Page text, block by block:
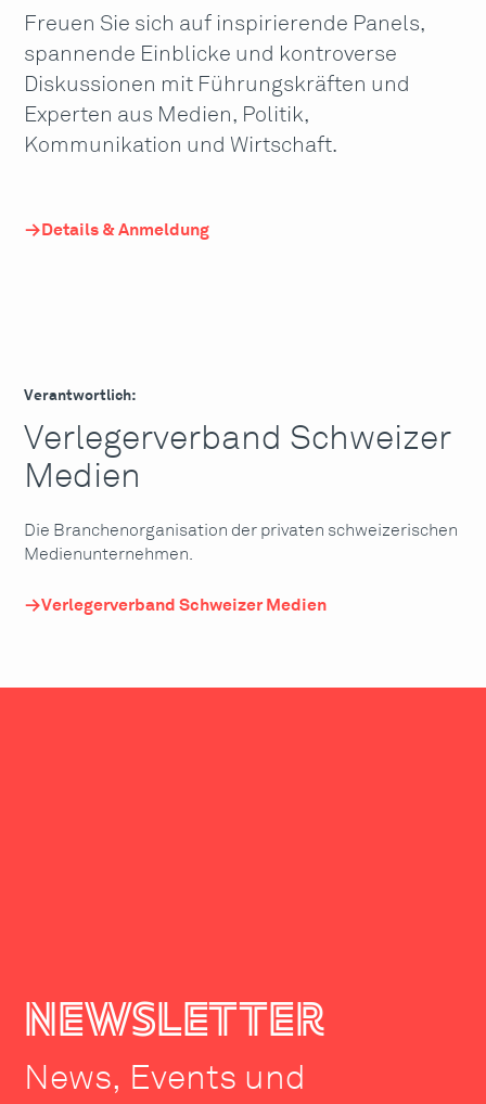
Freuen Sie sich auf inspirierende Panels,
spannende Einblicke und kontroverse
Diskussionen mit Führungskräften und
Experten aus Medien, Politik,
Kommunikation und Wirtschaft.
Details & Anmeldung
Verantwortlich:
Verlegerverband Schweizer
Medien
Die Branchenorganisation der privaten schweizerischen
Medienunternehmen.
Verlegerverband Schweizer Medien
newsletter
News, Events und